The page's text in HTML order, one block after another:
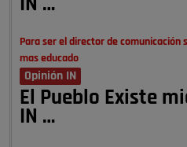
IN …
Para ser el director de
mas educado
Opinión IN
El Pueblo Existe
IN …